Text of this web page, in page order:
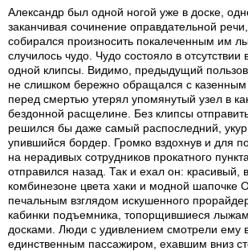
Александр был одной ногой уже в доске,
заканчивая сочинение оправдательной
собирался произносить покалеченным им
случилось чудо. Чудо состояло в
одной клипсы. Видимо, предыдущий
не слишком бережно обращался с
перед смертью утерял упомянутый узел в
бездонной расщелине. Без клипсы
решился бы даже самый распоследний,
упившийся бордер. Громко вздохнув и для
на нерадивых сотрудников прокатного
отправился назад. Так и ехал он: красивый,
комбинезоне цвета хаки и модной шапочке
печальным взглядом искушенного
кабинки подъемника, топорщившиеся
досками. Люди с удивлением смотрели ему
единственным пассажиром, ехавшим вниз